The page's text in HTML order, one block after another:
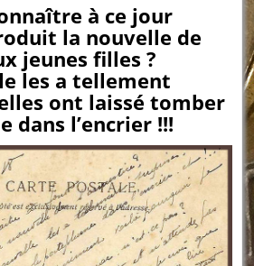
à ce jour
la nouvelle de
jeunes filles ?
les a tellement
ont laissé tomber
dans l’encrier !!!